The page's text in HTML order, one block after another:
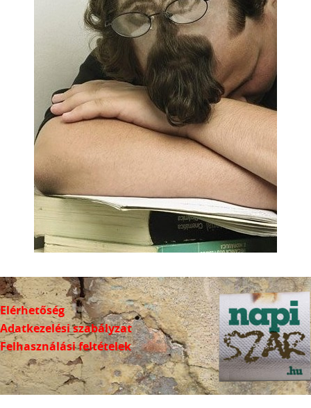
Elérhetőség
Adatkezelési szabályzat
Felhasználási feltételek